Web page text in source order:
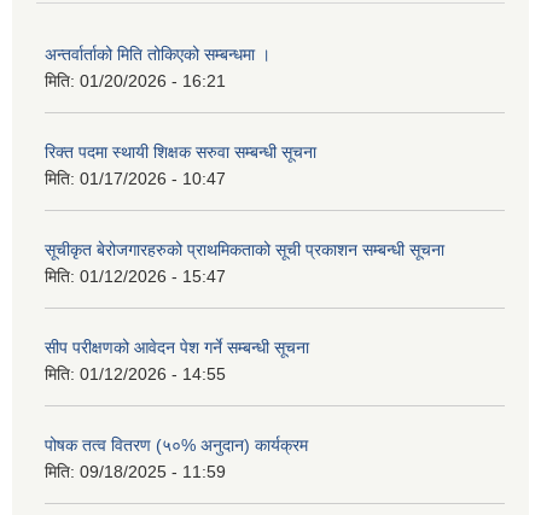
अन्तर्वार्ताको मिति तोकिएको सम्बन्धमा ।
मिति: 01/20/2026 - 16:21
रिक्त पदमा स्थायी शिक्षक सरुवा सम्बन्धी सूचना
मिति: 01/17/2026 - 10:47
सूचीकृत बेरोजगारहरुको प्राथमिकताको सूची प्रकाशन सम्बन्धी सूचना
मिति: 01/12/2026 - 15:47
सीप परीक्षणको आवेदन पेश गर्ने सम्बन्धी सूचना
मिति: 01/12/2026 - 14:55
पोषक तत्व वितरण (५०% अनुदान) कार्यक्रम
मिति: 09/18/2025 - 11:59